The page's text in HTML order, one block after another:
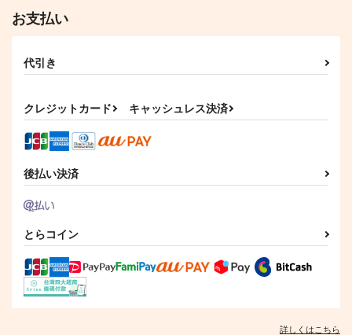
お支払い
代引き
クレジットカード キャッシュレス決済
後払い決済
とらコイン
詳しくはこちら